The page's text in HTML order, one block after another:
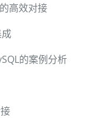
高效对接
的案例分析